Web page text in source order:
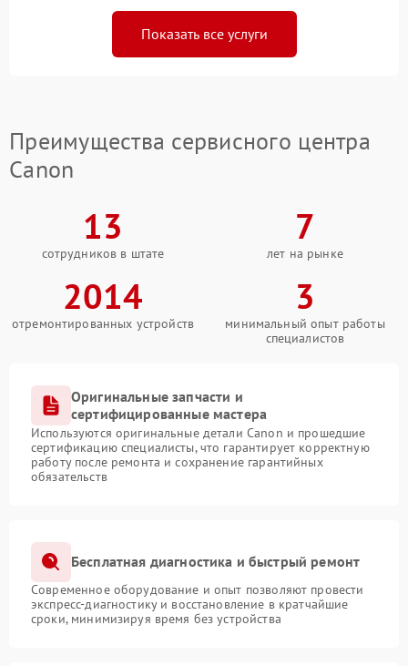
Показать все услуги
Преимущества сервисного центра
Canon
13
сотрудников в штате
7
лет на рынке
2014
отремонтированных устройств
3
минимальный опыт работы
специалистов
Оригинальные запчасти и
сертифицированные мастера
Используются оригинальные детали Canon и прошедшие
сертификацию специалисты, что гарантирует корректную
работу после ремонта и сохранение гарантийных
обязательств
Бесплатная диагностика и быстрый ремонт
Современное оборудование и опыт позволяют провести
экспресс-диагностику и восстановление в кратчайшие
сроки, минимизируя время без устройства